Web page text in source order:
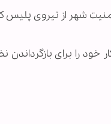
امنیت شهر از نیروی
را برای بازگرداندن